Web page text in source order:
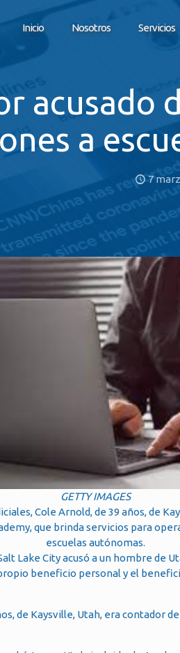
Inicio Nosotros Servicios
acusado
a
7
GETTY IMAGES
Cole Arnold, de 39 años, de
que brinda servicios para
escuelas autónomas.
Lake City acusó a un hombre
beneficio personal y el
de Kaysville, Utah, era contador